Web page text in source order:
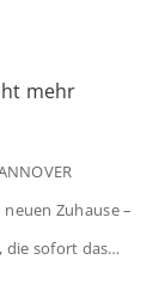
mehr
neuen Zuhause –
die sofort das